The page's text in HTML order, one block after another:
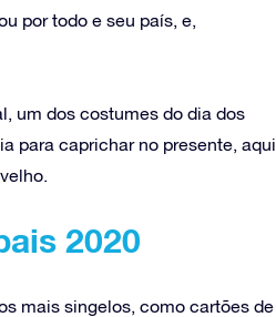
por todo e seu país, e,
um dos costumes do dia dos
para caprichar no presente, aqui
2020
mais singelos, como cartões de